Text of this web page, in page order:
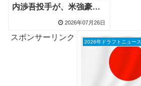
内渉吾投手が、米強豪ア
ーカンソー大に進学2026年07月26日
スポンサーリンク
2026年ドラフトニュース